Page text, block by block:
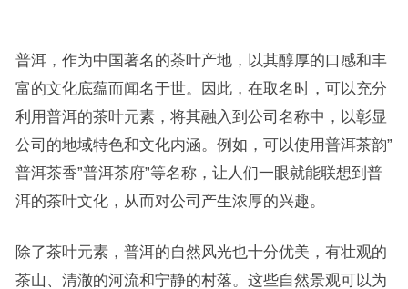
普洱，作为中国著名的茶叶产地，以其醇厚的口感和丰
富的文化底蕴而闻名于世。因此，在取名时，可以充分
利用普洱的茶叶元素，将其融入到公司名称中，以彰显
公司的地域特色和文化内涵。例如，可以使用普洱茶韵”
普洱茶香”普洱茶府”等名称，让人们一眼就能联想到普
洱的茶叶文化，从而对公司产生浓厚的兴趣。
除了茶叶元素，普洱的自然风光也十分优美，有壮观的
茶山、清澈的河流和宁静的村落。这些自然景观可以为